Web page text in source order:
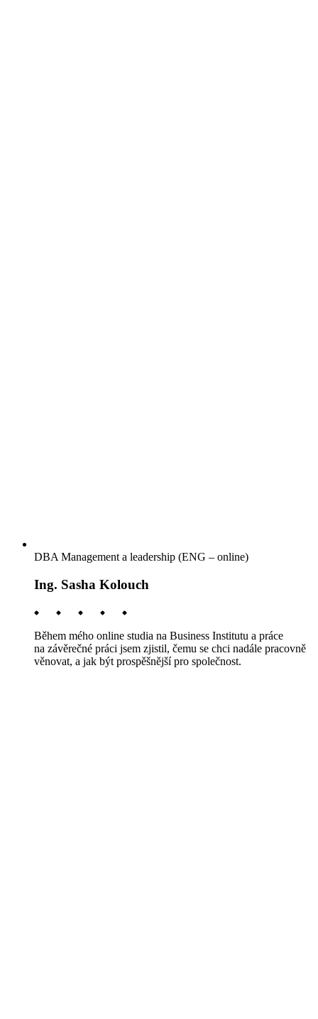
DBA Management a leadership (ENG – online)
Ing. Sasha Kolouch
Během mého online studia na Business Institutu a práce
na závěrečné práci jsem zjistil, čemu se chci nadále pracovně
věnovat, a jak být prospěšnější pro společnost.